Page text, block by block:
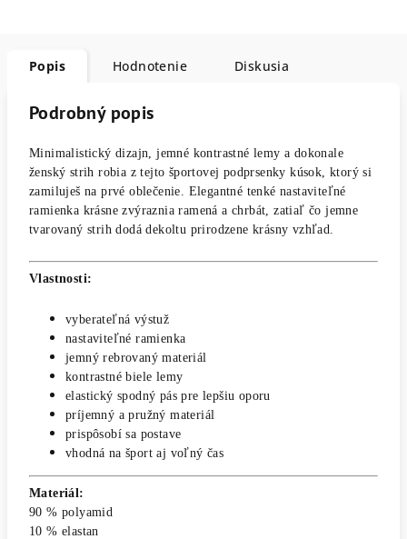
Popis Hodnotenie Diskusia
Podrobný popis
Minimalistický dizajn, jemné kontrastné lemy a dokonale
ženský strih robia z tejto športovej podprsenky kúsok, ktorý si
zamiluješ na prvé oblečenie. Elegantné tenké nastaviteľné
ramienka krásne zvýraznia ramená a chrbát, zatiaľ čo jemne
tvarovaný strih dodá dekoltu prirodzene krásny vzhľad.
Vlastnosti:
vyberateľná výstuž
nastaviteľné ramienka
jemný rebrovaný materiál
kontrastné biele lemy
elastický spodný pás pre lepšiu oporu
príjemný a pružný materiál
prispôsobí sa postave
vhodná na šport aj voľný čas
Materiál:
90 % polyamid
10 % elastan